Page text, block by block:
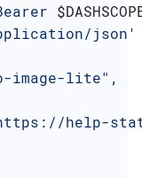
json'
image-lite",
help-